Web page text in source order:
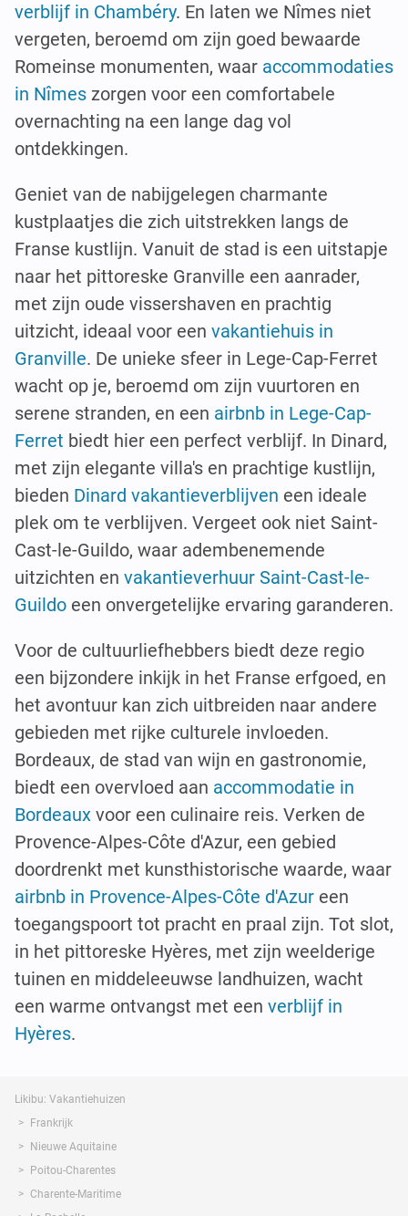
verblijf in Chambéry. En laten we Nîmes niet
vergeten, beroemd om zijn goed bewaarde
Romeinse monumenten, waar accommodaties
in Nîmes zorgen voor een comfortabele
overnachting na een lange dag vol
ontdekkingen.
Geniet van de nabijgelegen charmante
kustplaatjes die zich uitstrekken langs de
Franse kustlijn. Vanuit de stad is een uitstapje
naar het pittoreske Granville een aanrader,
met zijn oude vissershaven en prachtig
uitzicht, ideaal voor een vakantiehuis in
Granville. De unieke sfeer in Lege-Cap-Ferret
wacht op je, beroemd om zijn vuurtoren en
serene stranden, en een airbnb in Lege-Cap-
Ferret biedt hier een perfect verblijf. In Dinard,
met zijn elegante villa's en prachtige kustlijn,
bieden Dinard vakantieverblijven een ideale
plek om te verblijven. Vergeet ook niet Saint-
Cast-le-Guildo, waar adembenemende
uitzichten en vakantieverhuur Saint-Cast-le-
Guildo een onvergetelijke ervaring garanderen.
Voor de cultuurliefhebbers biedt deze regio
een bijzondere inkijk in het Franse erfgoed, en
het avontuur kan zich uitbreiden naar andere
gebieden met rijke culturele invloeden.
Bordeaux, de stad van wijn en gastronomie,
biedt een overvloed aan accommodatie in
Bordeaux voor een culinaire reis. Verken de
Provence-Alpes-Côte d'Azur, een gebied
doordrenkt met kunsthistorische waarde, waar
airbnb in Provence-Alpes-Côte d'Azur een
toegangspoort tot pracht en praal zijn. Tot slot,
in het pittoreske Hyères, met zijn weelderige
tuinen en middeleeuwse landhuizen, wacht
een warme ontvangst met een verblijf in
Hyères.
Likibu: Vakantiehuizen
Frankrijk
Nieuwe Aquitaine
Poitou-Charentes
Charente-Maritime